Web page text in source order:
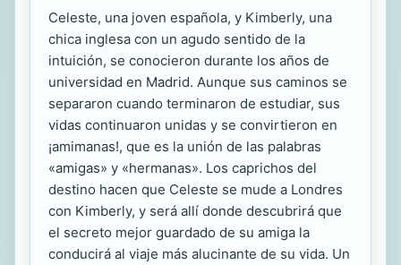
Celeste, una joven española, y Kimberly, una
chica inglesa con un agudo sentido de la
intuición, se conocieron durante los años de
universidad en Madrid. Aunque sus caminos se
separaron cuando terminaron de estudiar, sus
vidas continuaron unidas y se convirtieron en
¡amimanas!, que es la unión de las palabras
«amigas» y «hermanas». Los caprichos del
destino hacen que Celeste se mude a Londres
con Kimberly, y será allí donde descubrirá que
el secreto mejor guardado de su amiga la
conducirá al viaje más alucinante de su vida. Un